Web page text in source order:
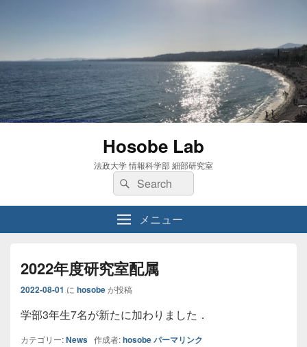
Hosobe Lab
法政大学 情報科学部 細部研究室
検
索:
検
索
メニュー
2022年度研究室配属
2022-08-01 に hosobeが投稿
学部3年生7名が新たに加わりました．
カテゴリー:News 作成者:hosobeパーマリンク